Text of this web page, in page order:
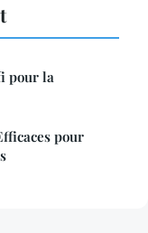
pour la
pour